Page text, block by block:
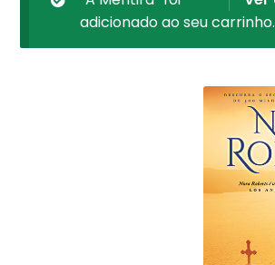
adicionado ao seu carrinho.